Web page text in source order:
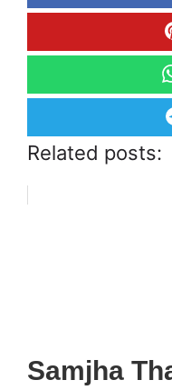
Related posts:
Samjha